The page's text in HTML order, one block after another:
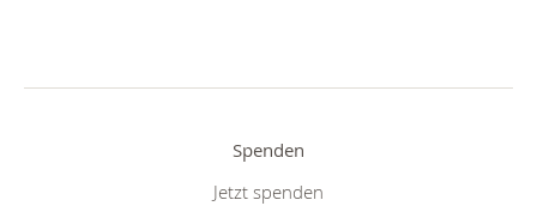
Spenden
Jetzt spenden